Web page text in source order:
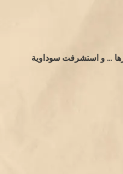
… و استشرفت سوداوية